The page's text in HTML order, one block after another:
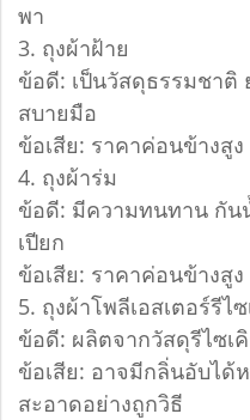
พา
3. ถุงผ้าฝ้าย
ข้อดี: เป็นวัสดุธรรมชาติ
สบายมือ
ข้อเสีย: ราคาค่อนข้างสู
4. ถุงผ้าร่ม
ข้อดี: มีความทนทาน กัน
เปียก
ข้อเสีย: ราคาค่อนข้างสูง
5. ถุงผ้าโพลีเอสเตอร์รีไ
ข้อดี: ผลิตจากวัสดุรีไซ
ข้อเสีย: อาจมีกลิ่นอับได้
สะอาดอย่างถูกวิธี